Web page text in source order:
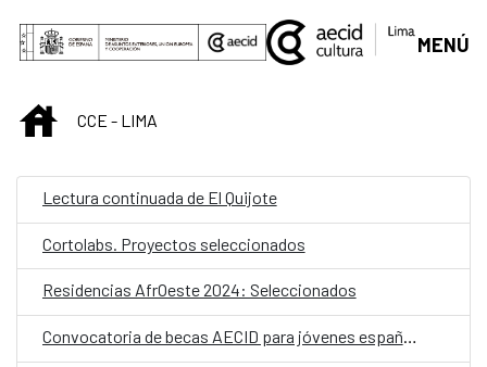
Saltar al contenido principal
MENÚ
INICIOCCE - LIMA
Lectura continuada de El Quijote
Cortolabs. Proyectos seleccionados
Residencias AfrOeste 2024: Seleccionados
Convocatoria de becas AECID para jóvenes españoles